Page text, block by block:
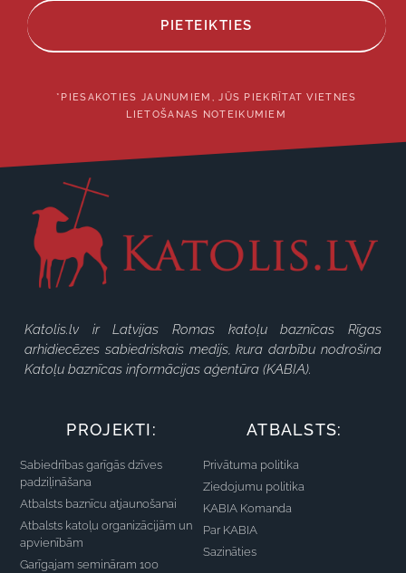
PIETEIKTIES
*PIESAKOTIES JAUNUMIEM, JŪS PIEKRĪTAT VIETNES
LIETOŠANAS NOTEIKUMIEM
Katolis.lv ir Latvijas Romas katoļu baznīcas Rīgas
arhidiecēzes sabiedriskais medijs, kura darbību nodrošina
Katoļu baznīcas informācijas aģentūra (KABIA).
PROJEKTI:
Sabiedrības garīgās dzīves
padziļināšana
Atbalsts baznīcu atjaunošanai
Atbalsts katoļu organizācijām un
apvienībām
Garīgajam semināram 100
ATBALSTS:
Privātuma politika
Ziedojumu politika
KABIA Komanda
Par KABIA
Sazināties